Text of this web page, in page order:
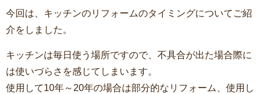
今回は、キッチンのリフォームのタイミングについてご紹
介をしました。
キッチンは毎日使う場所ですので、不具合が出た場合際に
は使いづらさを感じてしまいます。
使用して10年～20年の場合は部分的なリフォーム、使用し